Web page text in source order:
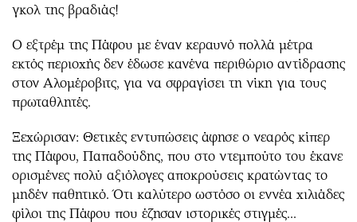
γκολ της βραδιάς!
Ο εξτρέμ της Πάφου με έναν κεραυνό πολλά μέτρα
εκτός περιοχής δεν έδωσε κανένα περιθώριο αντίδρασης
στον Αλομέροβιτς, για να σφραγίσει τη νίκη για τους
πρωταθλητές.
Ξεχώρισαν: Θετικές εντυπώσεις άφησε ο νεαρός κίπερ
της Πάφου, Παπαδούδης, που στο ντεμπούτο του έκανε
ορισμένες πολύ αξιόλογες αποκρούσεις κρατώντας το
μηδέν παθητικό. Ότι καλύτερο ωστόσο οι εννέα χιλιάδες
φίλοι της Πάφου που έζησαν ιστορικές στιγμές...